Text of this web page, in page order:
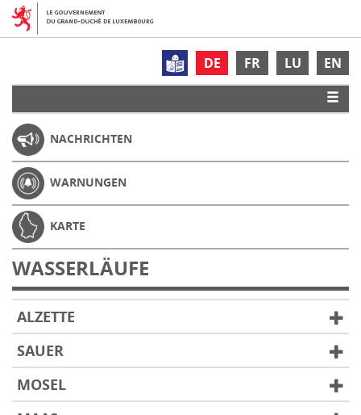
DE FR LU EN
NACHRICHTEN
WARNUNGEN
KARTE
WASSERLÄUFE
ALZETTE
SAUER
MOSEL